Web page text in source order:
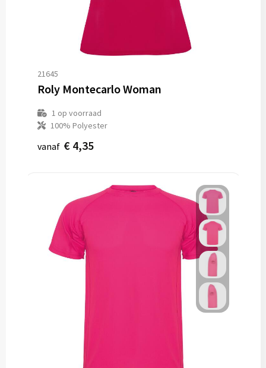
21645
Roly Montecarlo Woman
1 op voorraad
100% Polyester
vanaf € 4,35